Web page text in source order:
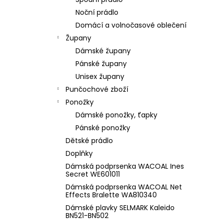
Noční prádlo
Domácí a volnočasové oblečení
Župany
Dámské župany
Pánské župany
Unisex župany
Punčochové zboží
Ponožky
Dámské ponožky, ťapky
Pánské ponožky
Dětské prádlo
Doplňky
Dámská podprsenka WACOAL Ines
Secret WE601011
Dámská podprsenka WACOAL Net
Effects Bralette WA810340
Dámské plavky SELMARK Kaleido
BN521-BN502